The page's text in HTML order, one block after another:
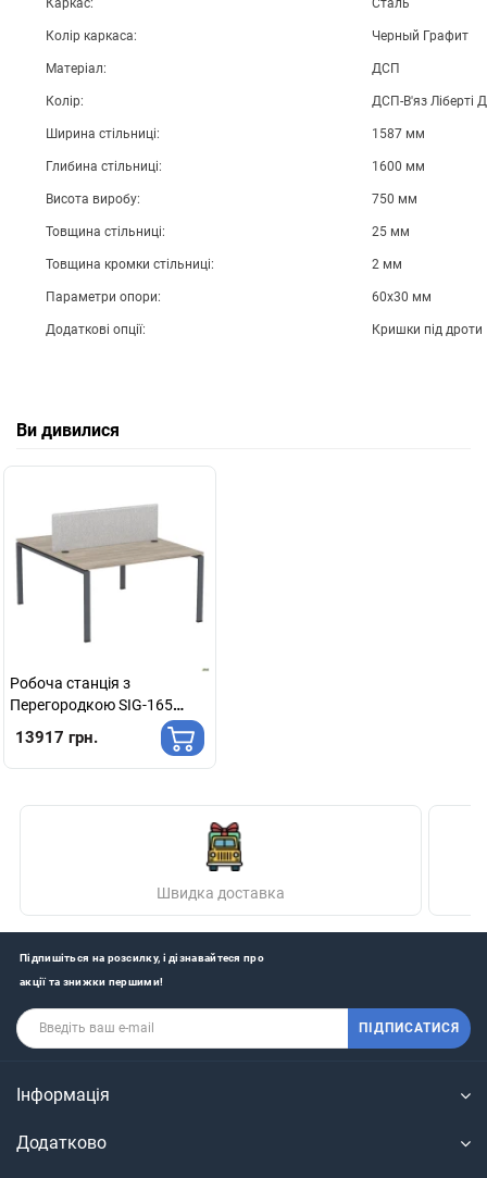
Каркас: Сталь
Колір каркаса: Черный Графит
Матеріал: ДСП
Колір: ДСП-В'яз Ліберті
Ширина стільниці: 1587 мм
Глибина стільниці: 1600 мм
Висота виробу: 750 мм
Товщина стільниці: 25 мм
Товщина кромки стільниці: 2 мм
Параметри опори: 60х30 мм
Додаткові опції: Кришки під дроти
Ви дивилися
Робоча станція з
Перегородкою SIG-165
(1587х1600х750) Чорний
граф/В'яз Ліберті/Сірий
13917 грн.
Швидка доставка
Підпишіться на розсилку, і дізнавайтеся про
акції та знижки першими!
ПІДПИСАТИСЯ
Інформація
Додатково